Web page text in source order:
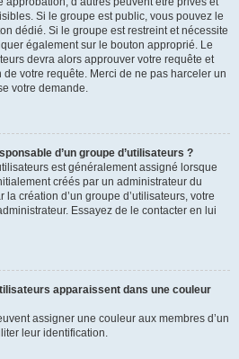
Si le groupe est public, vous pouvez le
dédié. Si le groupe est restreint et nécessite
également sur le bouton approprié. Le
devra alors approuver votre requête et
votre requête. Merci de ne pas harceler un
votre demande.
d’un groupe d’utilisateurs ?
est généralement assigné lorsque
créés par un administrateur du
création d’un groupe d’utilisateurs, votre
Essayez de le contacter en lui
apparaissent dans une couleur
assigner une couleur aux membres d’un
leur identification.